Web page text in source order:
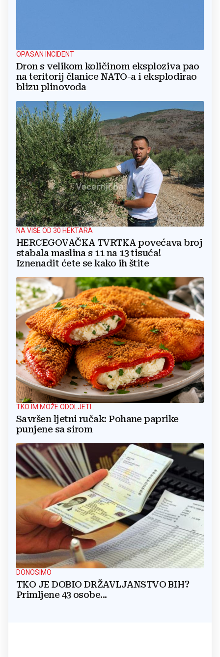
OPASAN INCIDENT
Dron s velikom količinom eksploziva pao
na teritorij članice NATO-a i eksplodirao
blizu plinovoda
NA VIŠE OD 30 HEKTARA
HERCEGOVAČKA TVRTKA povećava broj
stabala maslina s 11 na 13 tisuća!
Iznenadit ćete se kako ih štite
TKO IM MOŽE ODOLJETI...
Savršen ljetni ručak: Pohane paprike
punjene sa sirom
DONOSIMO
TKO JE DOBIO DRŽAVLJANSTVO BIH?
Primljene 43 osobe...